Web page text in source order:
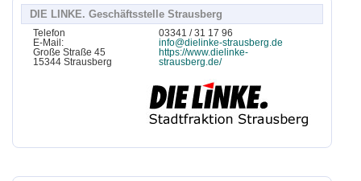
DIE LINKE. Geschäftsstelle Strausberg
Telefon
03341 / 31 17 96
E-Mail:
info@dielinke-strausberg.de
Große Straße 45
15344 Strausberg
https://www.dielinke-
strausberg.de/